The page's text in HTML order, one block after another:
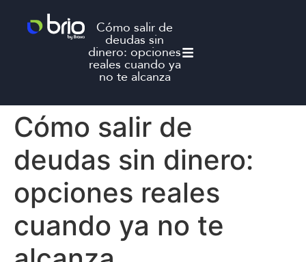
Cómo salir de
deudas sin
dinero: opciones
reales cuando ya
no te alcanza
Cómo salir de
deudas sin dinero:
opciones reales
cuando ya no te